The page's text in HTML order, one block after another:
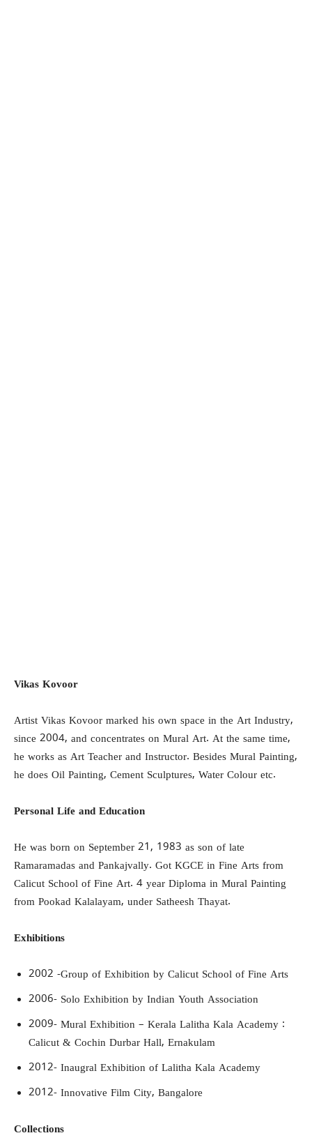
Vikas Kovoor
Artist Vikas Kovoor marked his own space in the Art Industry,
since 2004, and concentrates on Mural Art. At the same time,
he works as Art Teacher and Instructor. Besides Mural Painting,
he does Oil Painting, Cement Sculptures, Water Colour etc.
Personal Life and Education
He was born on September 21, 1983 as son of late
Ramaramadas and Pankajvally. Got KGCE in Fine Arts from
Calicut School of Fine Art. 4 year Diploma in Mural Painting
from Pookad Kalalayam, under Satheesh Thayat.
Exhibitions
2002 -Group of Exhibition by Calicut School of Fine Arts
2006- Solo Exhibition by Indian Youth Association
2009- Mural Exhibition – Kerala Lalitha Kala Academy :
Calicut & Cochin Durbar Hall, Ernakulam
2012- Inaugral Exhibition of Lalitha Kala Academy
2012- Innovative Film City, Bangalore
Collections